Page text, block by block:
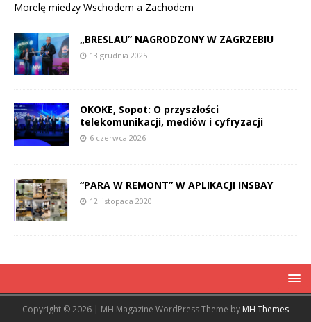
Morelę miedzy Wschodem a Zachodem
„BRESLAU” NAGRODZONY W ZAGRZEBIU
13 grudnia 2025
OKOKE, Sopot: O przyszłości
telekomunikacji, mediów i cyfryzacji
6 czerwca 2026
“PARA W REMONT” W APLIKACJI INSBAY
12 listopada 2020
Copyright © 2026 | MH Magazine WordPress Theme by MH Themes